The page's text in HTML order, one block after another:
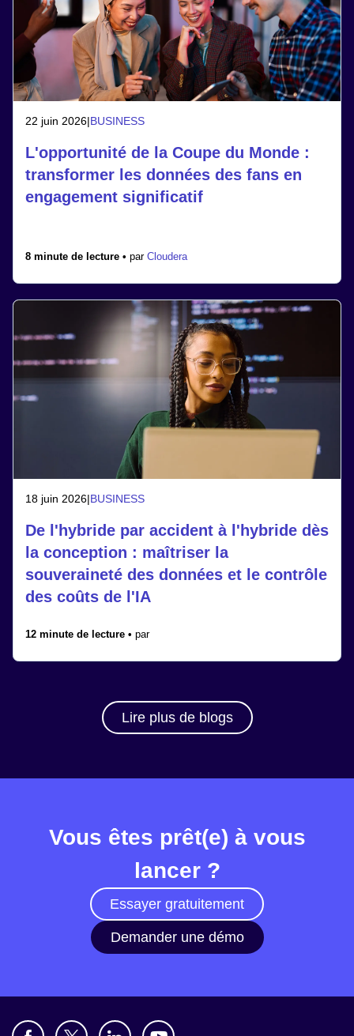
22 juin 2026|BUSINESS
L'opportunité de la Coupe du Monde :
transformer les données des fans en
engagement significatif
8 minute de lecture • par Cloudera
18 juin 2026|BUSINESS
De l'hybride par accident à l'hybride dès
la conception : maîtriser la
souveraineté des données et le contrôle
des coûts de l'IA
12 minute de lecture • par
Lire plus de blogs
Vous êtes prêt(e) à vous
lancer ?
Essayer gratuitement
Demander une démo